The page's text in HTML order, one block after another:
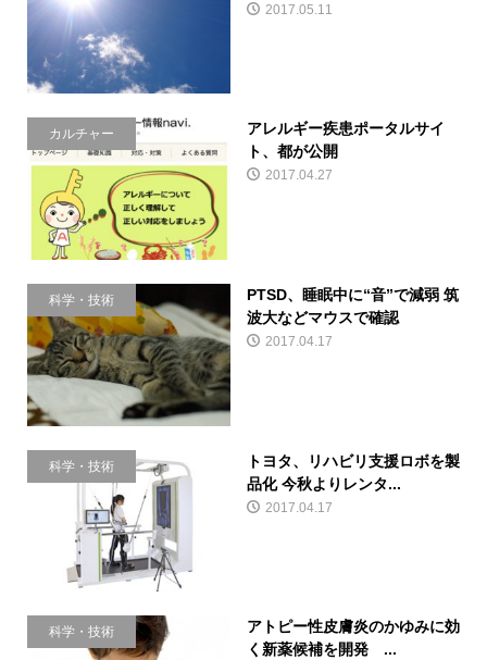
2017.05.11
カルチャー
アレルギー疾患ポータルサイ
ト、都が公開
2017.04.27
科学・技術
PTSD、睡眠中に“音”で減弱 筑
波大などマウスで確認
2017.04.17
科学・技術
トヨタ、リハビリ支援ロボを製
品化 今秋よりレンタ...
2017.04.17
科学・技術
アトピー性皮膚炎のかゆみに効
く新薬候補を開発 ...